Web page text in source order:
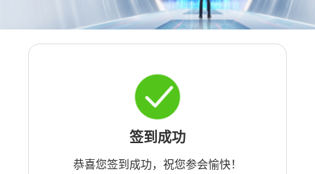
签到成功
恭喜您签到成功，祝您参会愉快！